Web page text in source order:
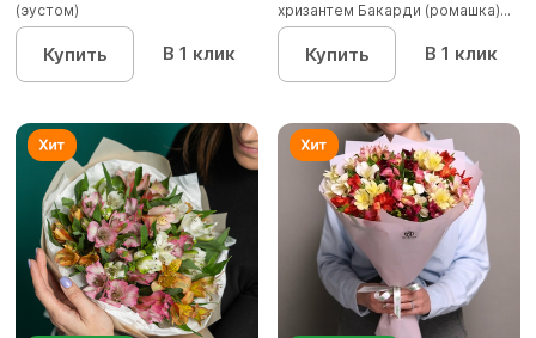
(эустом)
Купить В 1 клик
хризантем Бакарди (ромашка)...
Купить В 1 клик